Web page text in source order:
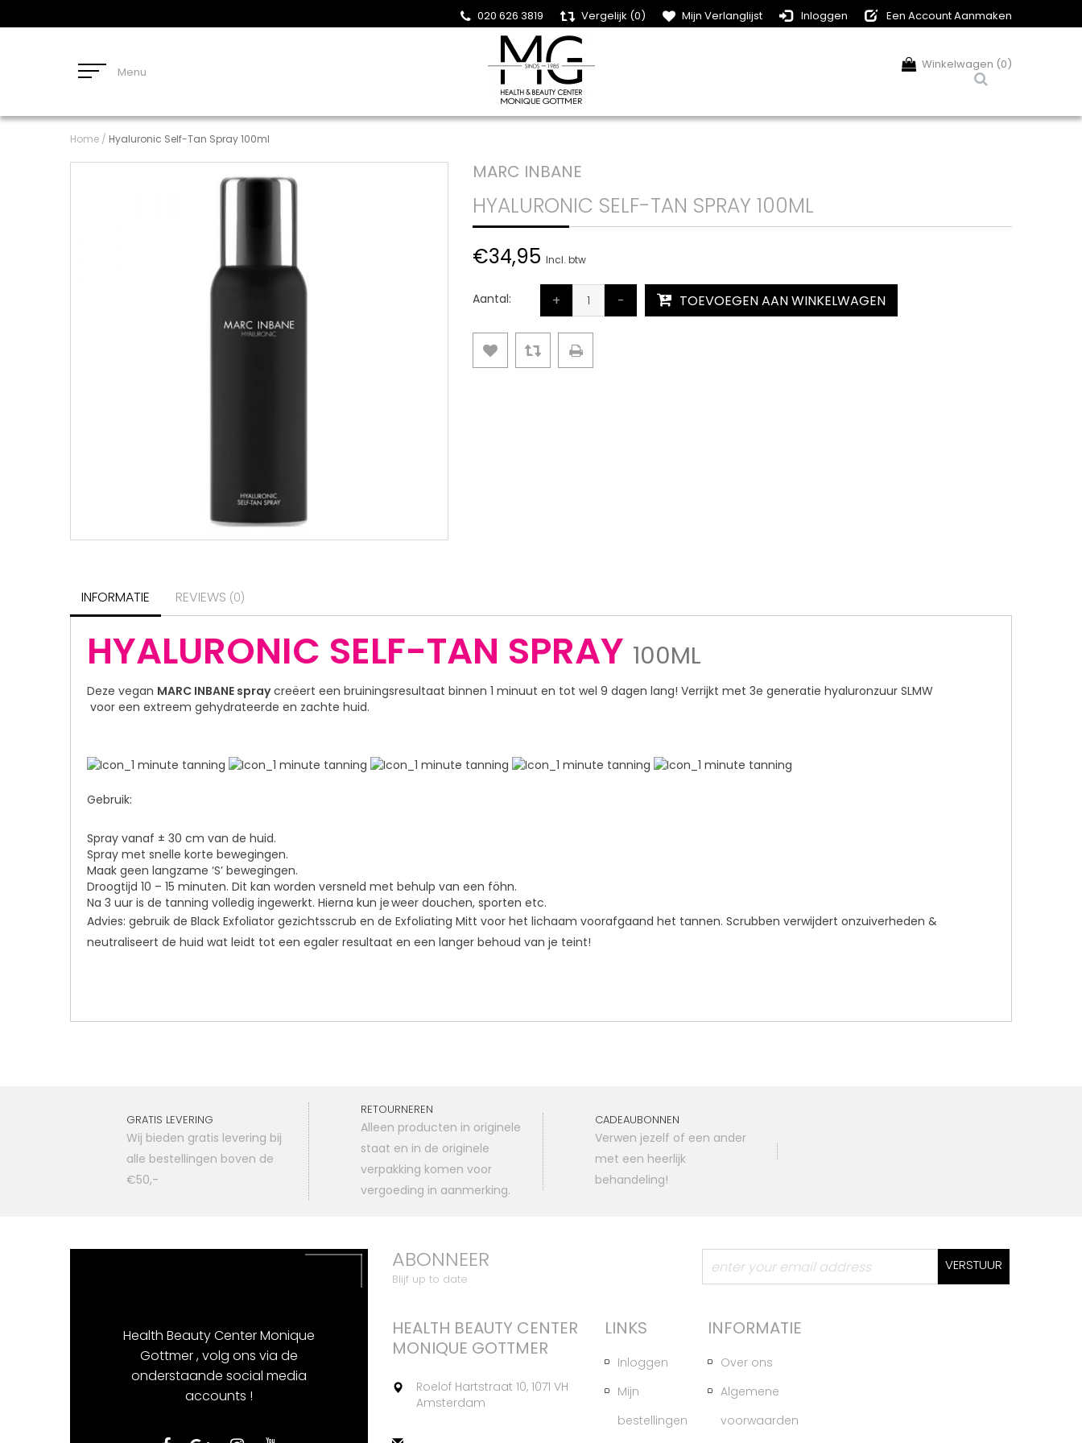
020 626 3819 Vergelijk (0) Mijn Verlanglijst Inloggen Een Account Aanmaken
Menu
Winkelwagen (0)
Home / Hyaluronic Self-Tan Spray 100ml
MARC INBANE
HYALURONIC SELF-TAN SPRAY 100ML
€34,95 Incl. btw
Aantal: + - TOEVOEGEN AAN WINKELWAGEN
INFORMATIE REVIEWS (0)
HYALURONIC SELF-TAN SPRAY 100ML
Deze vegan MARC INBANE spraycreëert een bruiningsresultaat binnen 1 minuut en tot wel 9 dagen lang! Verrijkt met 3e generatie hyaluronzuur SLMW
voor een extreem gehydrateerde en zachte huid.
Gebruik:
Spray vanaf ± 30 cm van de huid.
Spray met snelle korte bewegingen.
Maak geen langzame ‘S’ bewegingen.
Droogtijd 10 – 15 minuten. Dit kan worden versneld met behulp van een föhn.
Na 3 uur is de tanning volledig ingewerkt. Hierna kun je weer douchen, sporten etc.
Advies: gebruik de Black Exfoliator gezichtsscrub en de Exfoliating Mitt voor het lichaam voorafgaand het tannen. Scrubben verwijdert onzuiverheden &
neutraliseert de huid wat leidt tot een egaler resultaat en een langer behoud van je teint!
GRATIS LEVERING
Wij bieden gratis levering bij
alle bestellingen boven de
€50,-
RETOURNEREN
Alleen producten in originele
staat en in de originele
verpakking komen voor
vergoeding in aanmerking.
CADEAUBONNEN
Verwen jezelf of een ander
met een heerlijk
behandeling!
Health Beauty Center Monique
Gottmer , volg ons via de
onderstaande social media
accounts !
ABONNEER
Blijf up to date
VERSTUUR
HEALTH BEAUTY CENTER
MONIQUE GOTTMER
Roelof Hartstraat 10, 1071 VH
Amsterdam
LINKS
Inloggen
Mijn
bestellingen
INFORMATIE
Over ons
Algemene
voorwaarden